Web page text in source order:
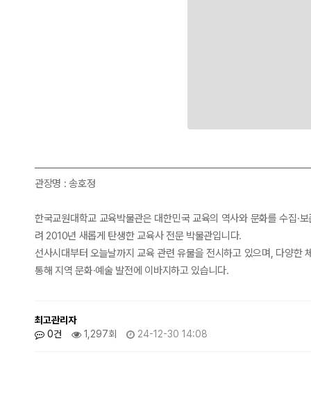
관장명 : 송호정
한국교원대학교 교육박물관은 대한민국 교육의 역사와 문화를 수집·
려 2010년 새롭게 탄생한 교육사 전문 박물관입니다.
선사시대부터 오늘날까지 교육 관련 유물을 전시하고 있으며, 다양한
통해 지역 문화·예술 발전에 이바지하고 있습니다.
최고관리자
0건
1,297회 24-12-30 14:08